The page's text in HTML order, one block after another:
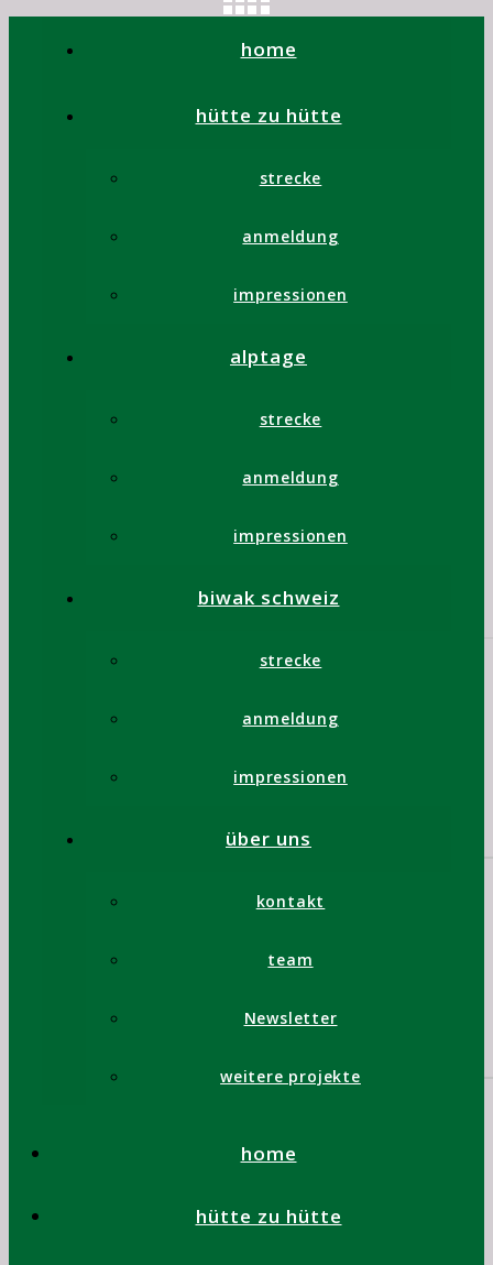
home
hütte zu hütte
strecke
anmeldung
impressionen
alptage
strecke
anmeldung
impressionen
biwak schweiz
strecke
anmeldung
impressionen
über uns
kontakt
team
Newsletter
weitere projekte
home
hütte zu hütte
impressionen
Swissclassic Biwak Schweiz
du-Chaux, Rocher de Naye, Hongrin,
18.-21. August 2024